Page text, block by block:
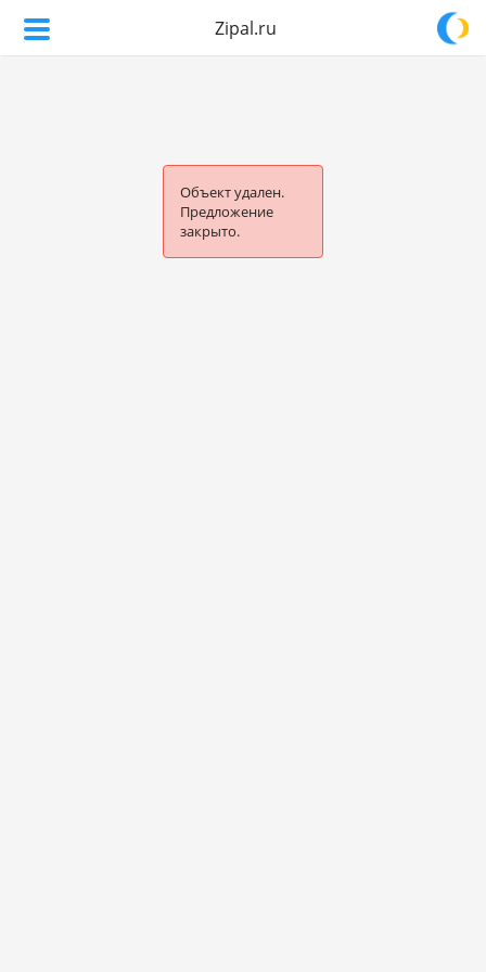
Zipal.ru
Объект удален.
Предложение
закрыто.